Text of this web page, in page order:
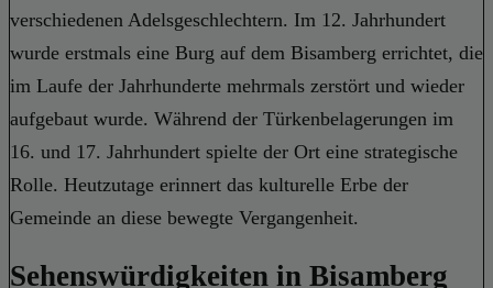
verschiedenen Adelsgeschlechtern. Im 12. Jahrhundert
wurde erstmals eine Burg auf dem Bisamberg errichtet, die
im Laufe der Jahrhunderte mehrmals zerstört und wieder
aufgebaut wurde. Während der Türkenbelagerungen im
16. und 17. Jahrhundert spielte der Ort eine strategische
Rolle. Heutzutage erinnert das kulturelle Erbe der
Gemeinde an diese bewegte Vergangenheit.
Sehenswürdigkeiten in Bisamberg